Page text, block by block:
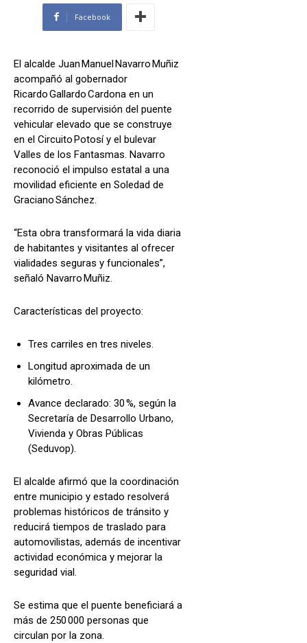
Facebook
El alcalde Juan Manuel Navarro Muñiz
acompañó al gobernador
Ricardo Gallardo Cardona en un
recorrido de supervisión del puente
vehicular elevado que se construye
en el Circuito Potosí y el bulevar
Valles de los Fantasmas. Navarro
reconoció el impulso estatal a una
movilidad eficiente en Soledad de
Graciano Sánchez.
“Esta obra transformará la vida diaria
de habitantes y visitantes al ofrecer
vialidades seguras y funcionales”,
señaló Navarro Muñiz.
Características del proyecto:
Tres carriles en tres niveles.
Longitud aproximada de un
kilómetro.
Avance declarado: 30 %, según la
Secretaría de Desarrollo Urbano,
Vivienda y Obras Públicas
(Seduvop).
El alcalde afirmó que la coordinación
entre municipio y estado resolverá
problemas históricos de tránsito y
reducirá tiempos de traslado para
automovilistas, además de incentivar
actividad económica y mejorar la
seguridad vial.
Se estima que el puente beneficiará a
más de 250 000 personas que
circulan por la zona.